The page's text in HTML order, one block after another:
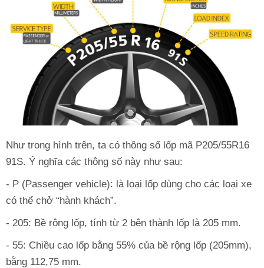
Như trong hình trên, ta có thông số lốp mã P205/55R16
91S. Ý nghĩa các thông số này như sau:
- P (Passenger vehicle): là loại lốp dùng cho các loại xe
có thể chở “hành khách”.
- 205: Bề rộng lốp, tính từ 2 bên thành lốp là 205 mm.
- 55: Chiều cao lốp bằng 55% của bề rộng lốp (205mm),
bằng 112,75 mm.